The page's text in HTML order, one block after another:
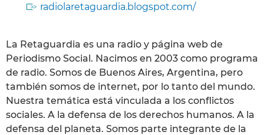
radiolaretaguardia.blogspot.com/
La Retaguardia es una radio y página web de
Periodismo Social. Nacimos en 2003 como programa
de radio. Somos de Buenos Aires, Argentina, pero
también somos de internet, por lo tanto del mundo.
Nuestra temática está vinculada a los conflictos
sociales. A la defensa de los derechos humanos. A la
defensa del planeta. Somos parte integrante de la